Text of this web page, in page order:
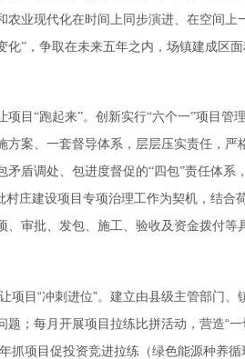
农业现代化在时间上同步演进、在空间
化”，争取在未来五年之内，场镇建成区
项目“跑起来”。创新实行“六个一”项目
方案、一套督导体系，层层压实责任，
矛盾调处、包进度督促的“四包”责任体
村庄建设项目专项治理工作为契机，结
、审批、发包、施工、验收及资金拨付
项目“冲刺进位”。建立由县级主管部门
；每月开展项目拉练比拼活动，营造“
抓项目促投资竞进拉练（绿色能源种养